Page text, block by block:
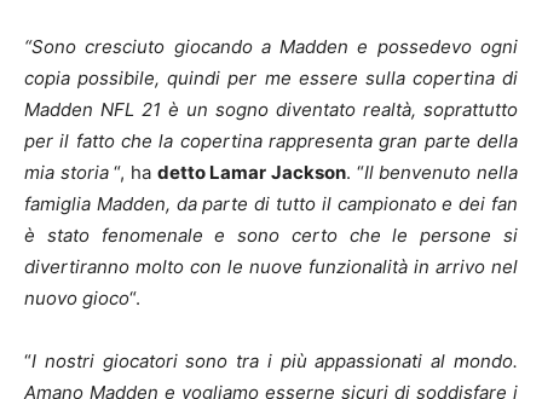
“Sono cresciuto giocando a Madden e possedevo ogni
copia possibile, quindi per me essere sulla copertina di
Madden NFL 21 è un sogno diventato realtà, soprattutto
per il fatto che la copertina rappresenta gran parte della
mia storia“, ha detto Lamar Jackson. “Il benvenuto nella
famiglia Madden, da parte di tutto il campionato e dei fan
è stato fenomenale e sono certo che le persone si
divertiranno molto con le nuove funzionalità in arrivo nel
nuovo gioco“.
“I nostri giocatori sono tra i più appassionati al mondo.
Amano Madden e vogliamo esserne sicuri di soddisfare i